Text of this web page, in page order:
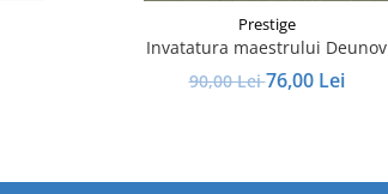
Prestige
Invatatura maestrului Deunov
90,00 Lei76,00 Lei